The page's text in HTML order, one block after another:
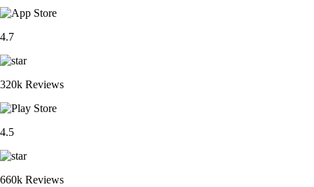
4.7
320k Reviews
4.5
660k Reviews